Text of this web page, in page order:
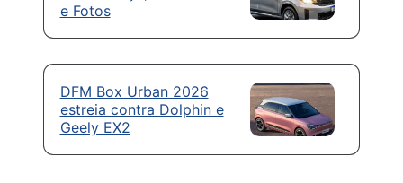
e Fotos
DFM Box Urban 2026
estreia contra Dolphin e
Geely EX2